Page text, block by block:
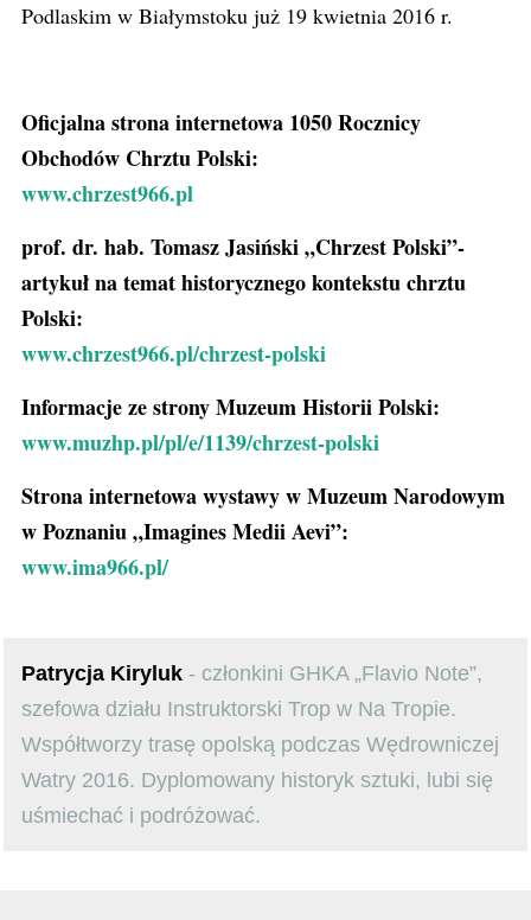
Podlaskim w Białymstoku już 19 kwietnia 2016 r.
Oficjalna strona internetowa 1050 Rocznicy
Obchodów Chrztu Polski:
www.chrzest966.pl
prof. dr. hab. Tomasz Jasiński „Chrzest Polski”-
artykuł na temat historycznego kontekstu chrztu
Polski:
www.chrzest966.pl/chrzest-polski
Informacje ze strony Muzeum Historii Polski:
www.muzhp.pl/pl/e/1139/chrzest-polski
Strona internetowa wystawy w Muzeum Narodowym
w Poznaniu „Imagines Medii Aevi”:
www.ima966.pl/
Patrycja Kiryluk - członkini GHKA „Flavio Note”,
szefowa działu Instruktorski Trop w Na Tropie.
Współtworzy trasę opolską podczas Wędrowniczej
Watry 2016. Dyplomowany historyk sztuki, lubi się
uśmiechać i podróżować.